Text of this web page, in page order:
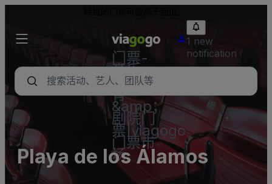
门票-
音乐
会，体
育
&amp；
剧院门
票|viagogo
门票市
场
1 new
notification
Playa de los Álamos